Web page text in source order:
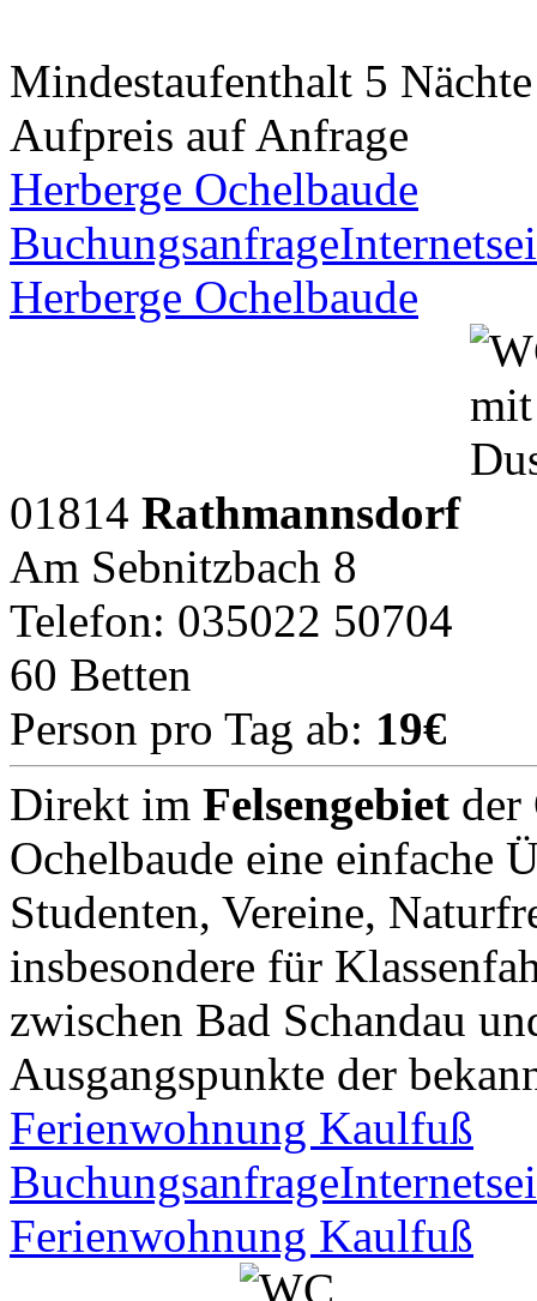
Mindestaufenthalt 5
Aufpreis auf Anfrage
Herberge Ochelbaude
Buchungsanfrage
Herberge Ochelbaude
01814 Rathmannsdorf
Am Sebnitzbach 8
Telefon: 035022 50704
60 Betten
Person pro Tag ab: 19€
Direkt im Felsengebiet der
Ochelbaude eine einfache
Studenten, Vereine,
insbesondere für
zwischen Bad Schandau
Ausgangspunkte der
Ferienwohnung Kaulfuß
Buchungsanfrage
Ferienwohnung Kaulfuß